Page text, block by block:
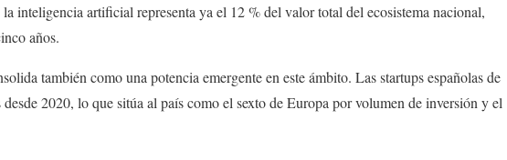
inteligencia artificial representa ya el 12 % del valor total del ecosistema nacional,
años.
también como una potencia emergente en este ámbito. Las startups españolas de
2020, lo que sitúa al país como el sexto de Europa por volumen de inversión y el